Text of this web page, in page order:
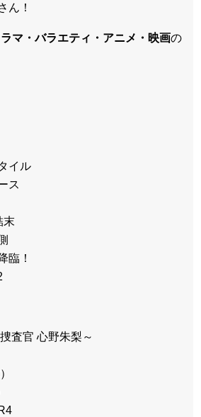
ん！
マ・バラエティ・アニメ・映画の
イル
ス
末
臨！
査官 心野朱梨～